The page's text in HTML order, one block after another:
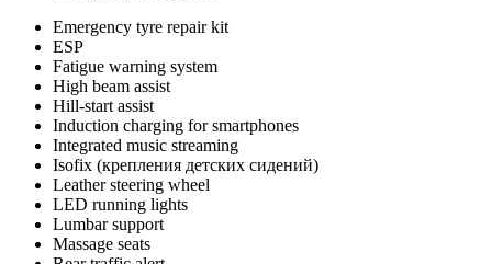
Emergency tyre repair kit
ESP
Fatigue warning system
High beam assist
Hill-start assist
Induction charging for smartphones
Integrated music streaming
Isofix (крепления детских сидений)
Leather steering wheel
LED running lights
Lumbar support
Massage seats